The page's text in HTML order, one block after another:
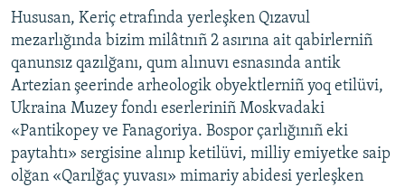
Hususan, Keriç etrafında yerleşken Qızavul
mezarlığında bizim milâtnıñ 2 asırına ait qabirlerniñ
qanunsız qazılğanı, qum alınuvı esnasında antik
Artezian şeerinde arheologik obyektlerniñ yoq etilüvi,
Ukraina Muzey fondı eserleriniñ Moskvadaki
«Pantikopey ve Fanagoriya. Bospor çarlığınıñ eki
paytahtı» sergisine alınıp ketilüvi, milliy emiyetke saip
olğan «Qarılğaç yuvası» mimariy abidesi yerleşken